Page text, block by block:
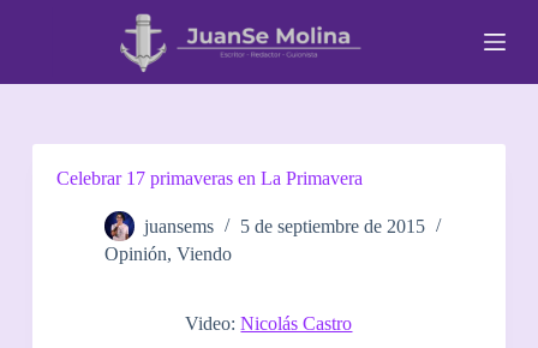
t
Celebrar 17 primaveras en La Primavera
juansems
5 de septiembre de 2015
Opinión, Viendo
Video:Nicolás Castro